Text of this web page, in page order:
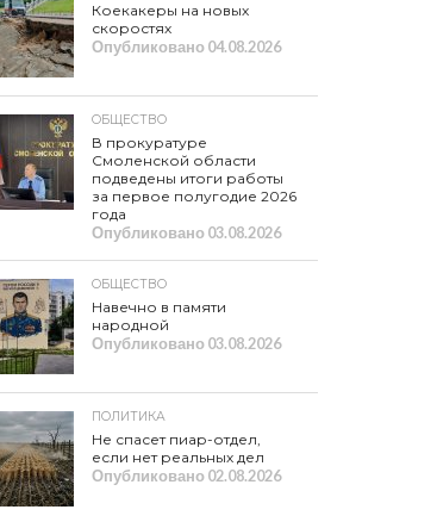
Коекакеры на новых
скоростях
Опубликовано04.08.2026
ОБЩЕСТВО
В прокуратуре
Смоленской области
подведены итоги работы
за первое полугодие 2026
года
Опубликовано03.08.2026
ОБЩЕСТВО
Навечно в памяти
народной
Опубликовано03.08.2026
ПОЛИТИКА
Не спасет пиар-отдел,
если нет реальных дел
Опубликовано02.08.2026